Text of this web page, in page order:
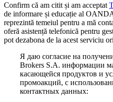
Confirm că am citit și am acceptat
de informare și educație al
reprezintă temeiul pentru a mă
oferă asistență telefonică pentru
pot dezabona de la acest serviciu
Я даю согласие на
Brokers S.A. информации
касающейся продуктов и
промоакций, с
контактных данных: